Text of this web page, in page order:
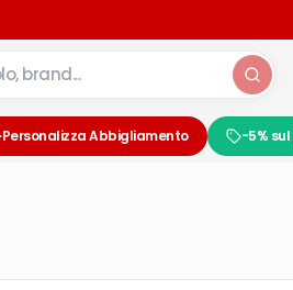
Personalizza Abbigliamento -5%